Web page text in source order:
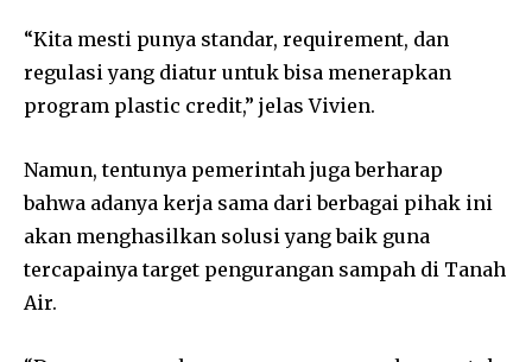
“Kita mesti punya standar, requirement, dan
regulasi yang diatur untuk bisa menerapkan
program plastic credit,” jelas Vivien.
Namun, tentunya pemerintah juga berharap
bahwa adanya kerja sama dari berbagai pihak ini
akan menghasilkan solusi yang baik guna
tercapainya target pengurangan sampah di Tanah
Air.